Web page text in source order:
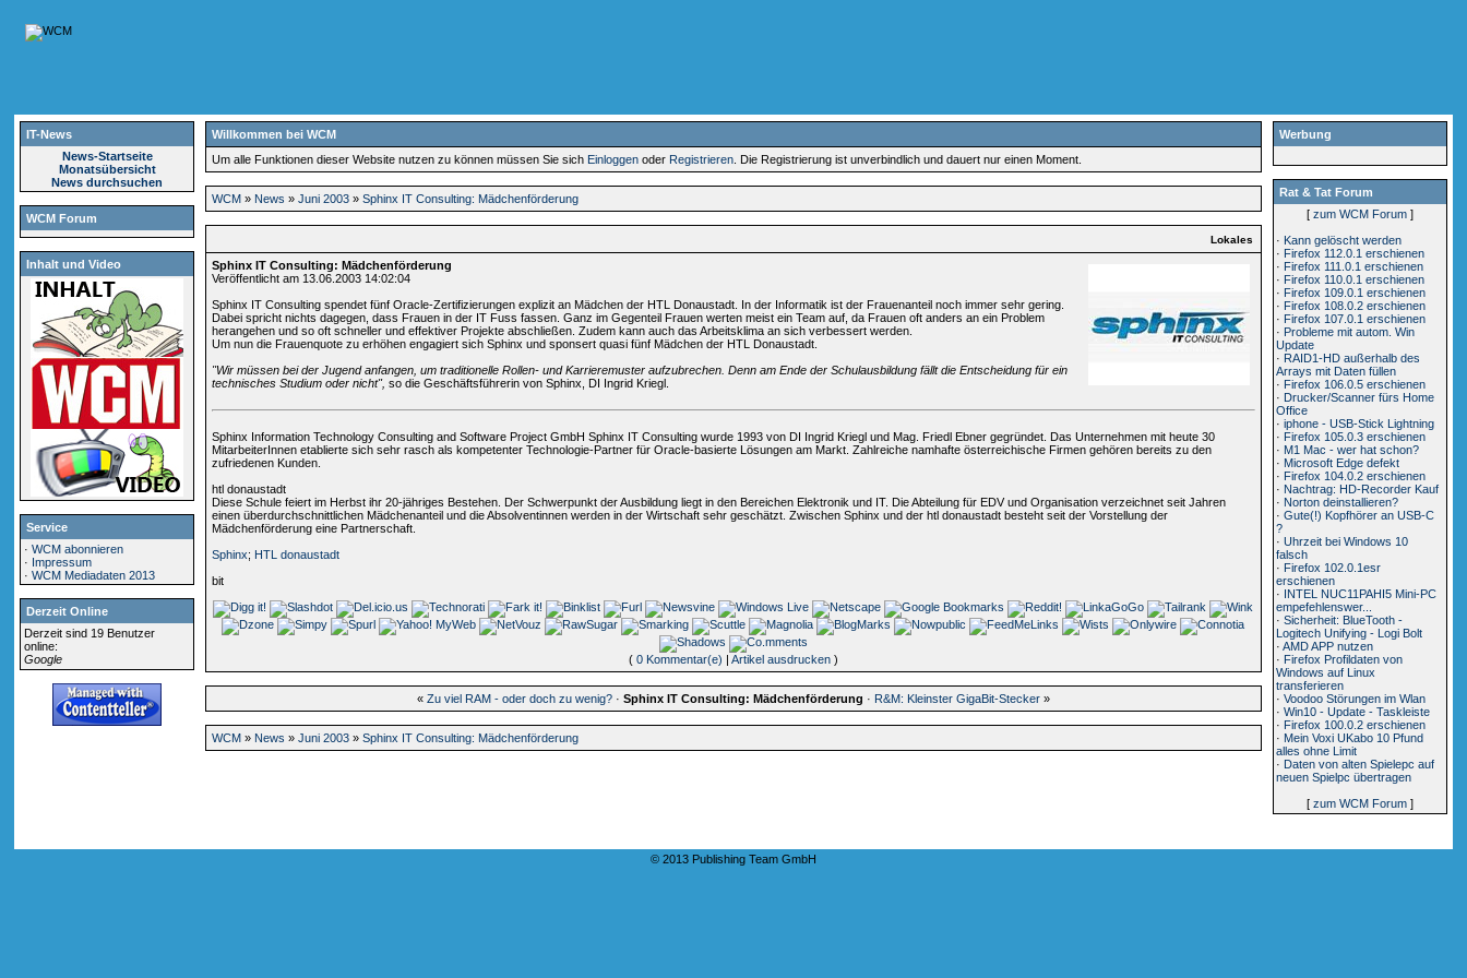
IT-News
News-Startseite
Monatsübersicht
News durchsuchen
WCM Forum
Inhalt und Video
Service
·WCM abonnieren
· Impressum
·WCM Mediadaten 2013
Derzeit Online
Derzeit sind 19 Benutzer
online:
Google
Werbung
Rat & Tat Forum
[ zum WCM Forum]
· Kann gelöscht werden
· Firefox 112.0.1 erschienen
· Firefox 111.0.1 erschienen
· Firefox 110.0.1 erschienen
· Firefox 109.0.1 erschienen
· Firefox 108.0.2 erschienen
· Firefox 107.0.1 erschienen
· Probleme mit autom. Win
Update
· RAID1-HD außerhalb des
Arrays mit Daten füllen
· Firefox 106.0.5 erschienen
· Drucker/Scanner fürs Home
Office
·iphone - USB-Stick Lightning
· Firefox 105.0.3 erschienen
· M1 Mac - wer hat schon?
· Microsoft Edge defekt
· Firefox 104.0.2 erschienen
· Nachtrag: HD-Recorder Kauf
· Norton deinstallieren?
·Gute(!) Kopfhörer an USB-C
?
·Uhrzeit bei Windows 10
falsch
· Firefox 102.0.1esr
erschienen
· INTEL NUC11PAHI5 Mini-PC
empefehlenswer...
·Sicherheit: BlueTooth -
Logitech Unifying - Logi Bolt
·AMD APP nutzen
· Firefox Profildaten von
Windows auf Linux
transferieren
·Voodoo Störungen im Wlan
·Win10 - Update - Taskleiste
· Firefox 100.0.2 erschienen
· Mein Voxi UKabo 10 Pfund
alles ohne Limit
· Daten von alten Spielepc auf
neuen Spielpc übertragen
[ zum WCM Forum]
Willkommen bei WCM
Um alle Funktionen dieser Website nutzen zu können müssen Sie sich Einloggen oder Registrieren . Die Registrierung ist unverbindlich und dauert nur einen Moment.
WCM » News »Juni 2003 »Sphinx IT Consulting: Mädchenförderung
Lokales
Sphinx IT Consulting: Mädchenförderung
Veröffentlicht am 13.06.2003 14:02:04
Sphinx IT Consulting spendet fünf Oracle-Zertifizierungen explizit an Mädchen der HTL Donaustadt. In der Informatik ist der Frauenanteil noch immer sehr gering.
Dabei spricht nichts dagegen, dass Frauen in der IT Fuss fassen. Ganz im Gegenteil Frauen werten meist ein Team auf, da Frauen oft anders an ein Problem
herangehen und so oft schneller und effektiver Projekte abschließen. Zudem kann auch das Arbeitsklima an sich verbessert werden.
Um nun die Frauenquote zu erhöhen engagiert sich Sphinx und sponsert quasi fünf Mädchen der HTL Donaustadt.
"Wir müssen bei der Jugend anfangen, um traditionelle Rollen- und Karrieremuster aufzubrechen. Denn am Ende der Schulausbildung fällt die Entscheidung für ein
technisches Studium oder nicht", so die Geschäftsführerin von Sphinx, DI Ingrid Kriegl.
Sphinx Information Technology Consulting and Software Project GmbH Sphinx IT Consulting wurde 1993 von DI Ingrid Kriegl und Mag. Friedl Ebner gegründet. Das Unternehmen mit heute 30
MitarbeiterInnen etablierte sich sehr rasch als kompetenter Technologie-Partner für Oracle-basierte Lösungen am Markt. Zahlreiche namhafte österreichische Firmen gehören bereits zu den
zufriedenen Kunden.
htl donaustadt
Diese Schule feiert im Herbst ihr 20-jähriges Bestehen. Der Schwerpunkt der Ausbildung liegt in den Bereichen Elektronik und IT. Die Abteilung für EDV und Organisation verzeichnet seit Jahren
einen überdurchschnittlichen Mädchenanteil und die Absolventinnen werden in der Wirtschaft sehr geschätzt. Zwischen Sphinx und der htl donaustadt besteht seit der Vorstellung der
Mädchenförderung eine Partnerschaft.
Sphinx; HTL donaustadt
bit
( 0 Kommentar(e) Artikel ausdrucken)
« Zu viel RAM - oder doch zu wenig?· Sphinx IT Consulting: Mädchenförderung · R&M: Kleinster GigaBit-Stecker»
WCM » News »Juni 2003 »Sphinx IT Consulting: Mädchenförderung
© 2013 Publishing Team GmbH